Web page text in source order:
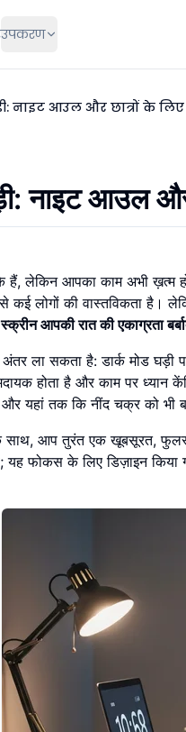
उपकरण
नाइट आउल और छात्रों के
नाइट आउल
लेकिन आपका काम अभी ख़त्म
कई लोगों की वास्तविकता
आपकी रात की एकाग्रता
अंतर ला सकता है: डार्क मोड
होता है और काम पर ध्यान
यहां तक कि नींद चक्र को भी
साथ, आप तुरंत एक खूबसूरत,
यह फोकस के लिए डिज़ाइन